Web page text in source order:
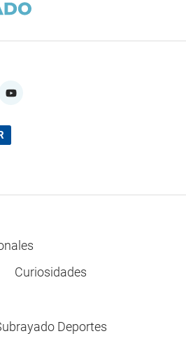
Curiosidades
Deportes